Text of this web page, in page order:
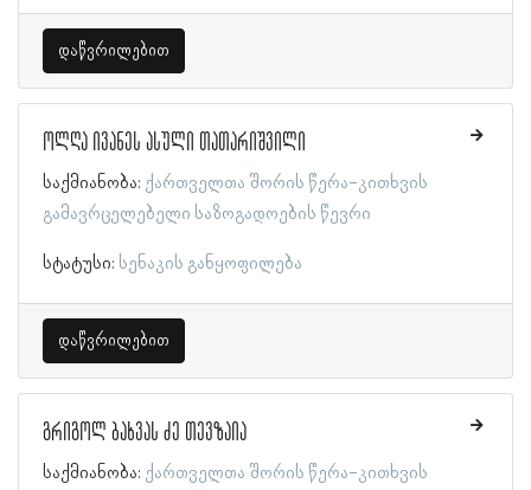
დაწვრილებით
ოლღა ივანეს ასული თათარიშვილი
საქმიანობა: ქართველთა შორის წერა-კითხვის
გამავრცელებელი საზოგადოების წევრი
სტატუსი: სენაკის განყოფილება
დაწვრილებით
გრიგოლ ბახვას ძე თევზაია
საქმიანობა: ქართველთა შორის წერა-კითხვის